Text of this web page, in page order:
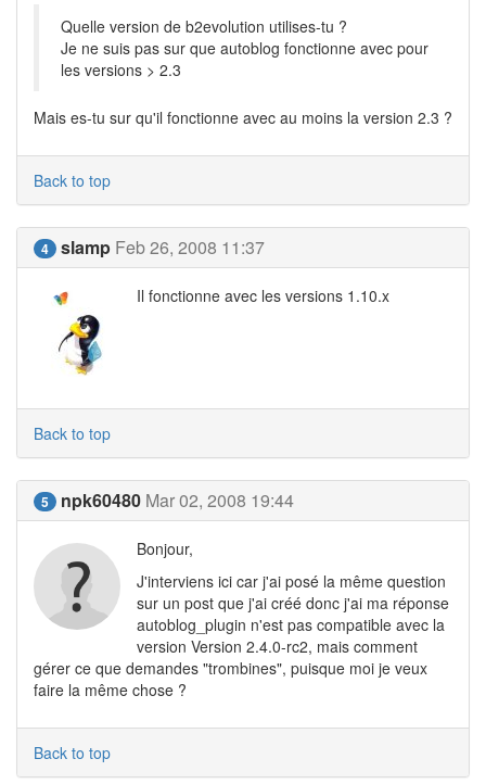
Quelle version de b2evolution utilises-tu ?
Je ne suis pas sur que autoblog fonctionne avec pour
les versions > 2.3
Mais es-tu sur qu'il fonctionne avec au moins la version 2.3 ?
Back to top
4 slamp Feb 26, 2008 11:37
Il fonctionne avec les versions 1.10.x
Back to top
5 npk60480 Mar 02, 2008 19:44
Bonjour,
J'interviens ici car j'ai posé la même question
sur un post que j'ai créé donc j'ai ma réponse
autoblog_plugin n'est pas compatible avec la
version Version 2.4.0-rc2, mais comment
gérer ce que demandes "trombines", puisque moi je veux
faire la même chose ?
Back to top